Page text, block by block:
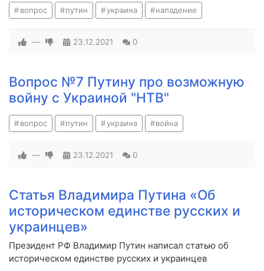
вопрос путин украина нападение
— 23.12.2021 0
Вопрос №7 Путину про возможную
войну с Украиной "НТВ"
вопрос путин украина война
— 23.12.2021 0
Статья Владимира Путина «Об
историческом единстве русских и
украинцев»
Президент РФ Владимир Путин написал статью об
историческом единстве русских и украинцев